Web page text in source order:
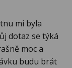
mi byla
dotaz se týká
moc a
budu brát